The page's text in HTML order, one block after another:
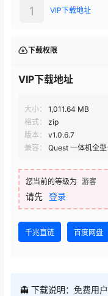
VIP下载地址
1
下载权限
VIP下载地址
大小：
1,011.64 MB
格式：
zip
版本：
v1.0.6.7
兼容：
Quest 一体机全
您当前的等级为 游客
请先 登录
千兆直链 百度网盘
👻 下载说明：免费用